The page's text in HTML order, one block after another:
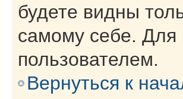
будете видны
самому себе. Для
пользователем.
Вернуться к